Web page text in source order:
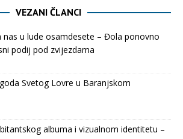
VEZANI ČLANCI
nas u lude osamdesete – Đola ponovno
podij pod zvijezdama
Svetog Lovre u Baranjskom
albuma i vizualnom identitetu –